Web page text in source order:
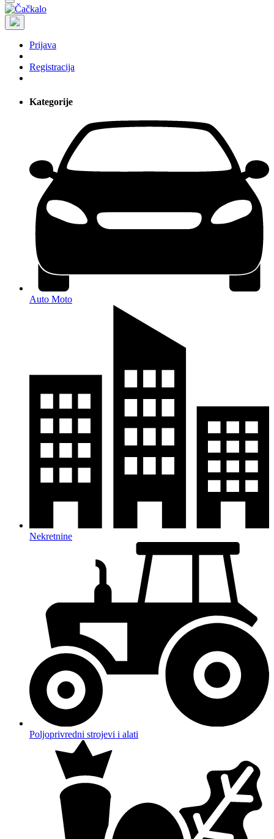
Prijava
Registracija
Kategorije
Auto Moto
Nekretnine
Poljoprivredni strojevi i alati